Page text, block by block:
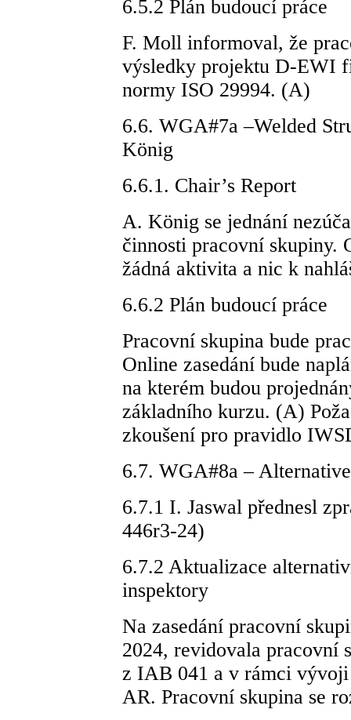
6.5.2 Plán budoucí práce
F. Moll informoval, že
výsledky projektu D-EWI
normy ISO 29994. (A)
6.6. WGA#7a –Welded
König
6.6.1. Chair’s Report
A. König se jednání
činnosti pracovní skupiny.
žádná aktivita a nic k
6.6.2 Plán budoucí práce
Pracovní skupina bude
Online zasedání bude
na kterém budou
základního kurzu. (A)
zkoušení pro pravidlo
6.7. WGA#8a –
6.7.1 I. Jaswal přednesl
446r3-24)
6.7.2 Aktualizace
inspektory
Na zasedání pracovní
2024, revidovala pracovní
z IAB 041 a v rámci
AR. Pracovní skupina se